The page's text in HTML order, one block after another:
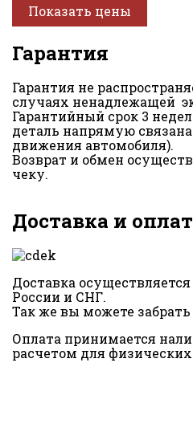
Показать цены
Гарантия
Гарантия не
случаях ненадлежащей
Гарантийный срок 3
деталь напрямую
движения автомобиля).
Возврат и обмен
чеку.
Доставка и
Доставка
России и СНГ.
Так же вы можете забрать
Оплата принимается
расчетом для